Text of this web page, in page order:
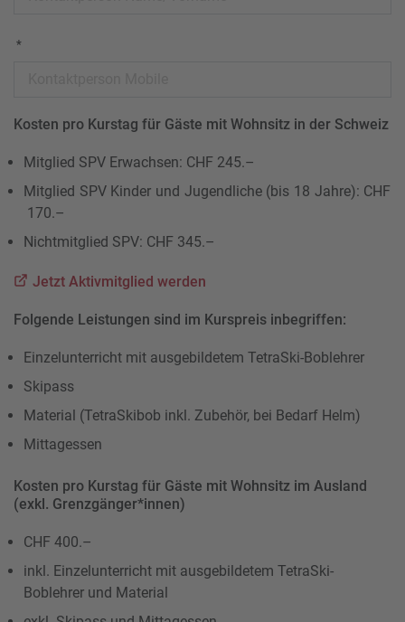
*
Kosten pro Kurstag für Gäste mit Wohnsitz in der Schweiz
Mitglied SPV Erwachsen: CHF 245.–
Mitglied SPV Kinder und Jugendliche (bis 18 Jahre): CHF
170.–
Nichtmitglied SPV: CHF 345.–
Jetzt Aktivmitglied werden
Folgende Leistungen sind im Kurspreis inbegriffen:
Einzelunterricht mit ausgebildetem TetraSki-Boblehrer
Skipass
Material (TetraSkibob inkl. Zubehör, bei Bedarf Helm)
Mittagessen
Kosten pro Kurstag für Gäste mit Wohnsitz im Ausland
(exkl. Grenzgänger*innen)
CHF 400.–
inkl. Einzelunterricht mit ausgebildetem TetraSki-
Boblehrer und Material